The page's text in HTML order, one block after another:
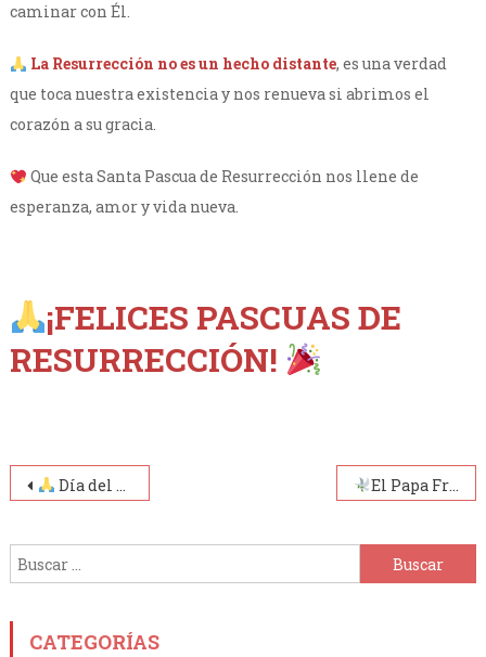
caminar con Él.
La Resurrección no es un hecho distante, es una verdad
que toca nuestra existencia y nos renueva si abrimos el
corazón a su gracia.
Que esta Santa Pascua de Resurrección nos llene de
esperanza, amor y vida nueva.
¡FELICES PASCUAS DE
RESURRECCIÓN!
Navegación
entradas
Día del Sacerdote El Papa Francisco ha partido a la Casa del Padre
Buscar:
CATEGORÍAS